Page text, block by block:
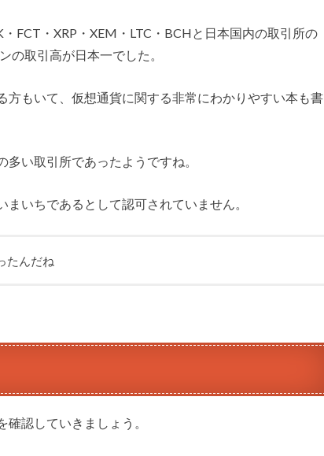
FCT・XRP・XEM・LTC・BCHと日本国内の取引所の
の取引高が日本一でした。
方もいて、仮想通貨に関する非常にわかりやすい本も書
い取引所であったようですね。
いちであるとして認可されていません。
たんだね
認していきましょう。